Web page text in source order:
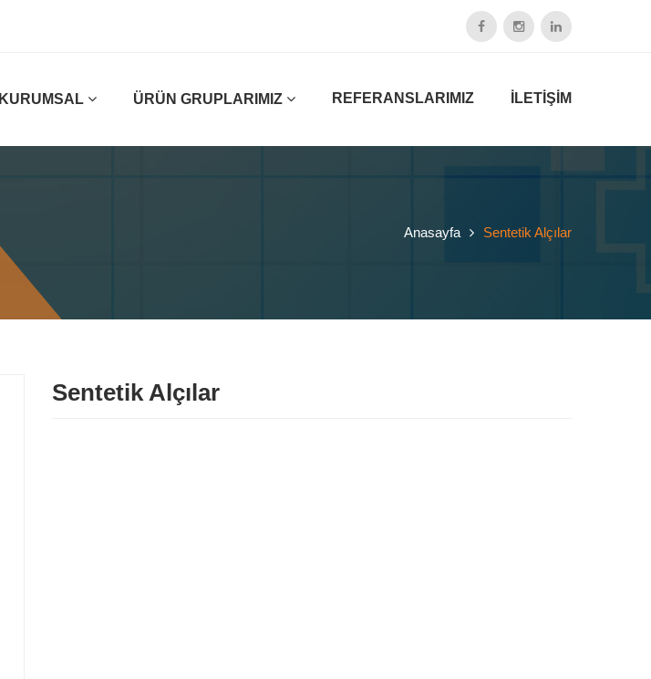
KURUMSAL ÜRÜN GRUPLARIMIZ REFERANSLARIMIZ İLETİŞİM
Anasayfa Sentetik Alçılar
Sentetik Alçılar